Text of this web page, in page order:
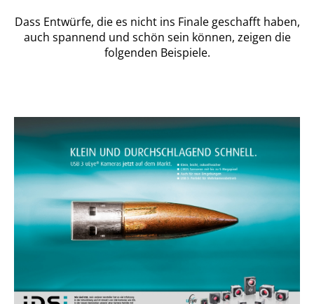
Dass Entwürfe, die es nicht ins Finale geschafft haben,
auch spannend und schön sein können, zeigen die
folgenden Beispiele.